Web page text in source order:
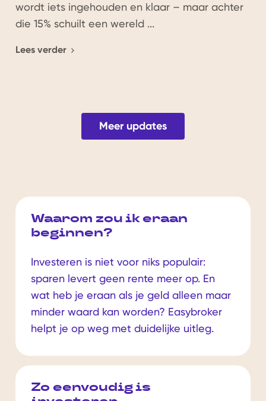
wordt iets ingehouden en klaar – maar achter
die 15% schuilt een wereld ...
Lees verder
Meer updates
Waarom zou ik eraan
beginnen?
Investeren is niet voor niks populair:
sparen levert geen rente meer op. En
wat heb je eraan als je geld alleen maar
minder waard kan worden? Easybroker
helpt je op weg met duidelijke uitleg.
Zo eenvoudig is